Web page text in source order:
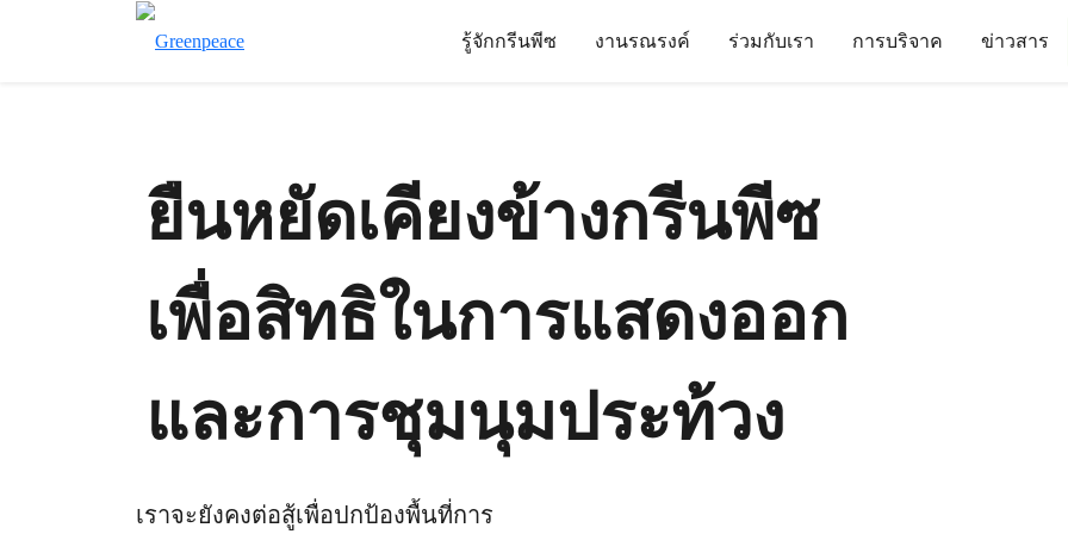
รู้จักกรีนพีซ งานรณรงค์ ร่วมกับเรา การบริจาค ข่าวสาร
ยืนหยัดเคียงข้างกรีนพีซ
เพื่อสิทธิในการแสดงออก
และการชุมนุมประท้วง
เราจะยังคงต่อสู้เพื่อปกป้องพื้นที่การ